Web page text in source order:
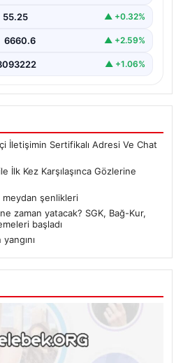
55.25 ▲ +0.32%
6660.6 ▲ +2.59%
▲ +1.06%
İletişimin Sertifikalı Adresi Ve Chat
İlk Kez Karşılaşınca Gözlerine
meydan şenlikleri
zaman yatacak? SGK, Bağ-Kur,
başladı